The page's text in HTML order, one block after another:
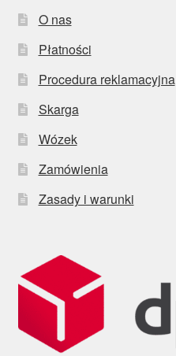
O nas
Płatności
Procedura reklamacyjna
Skarga
Wózek
Zamówienia
Zasady i warunki